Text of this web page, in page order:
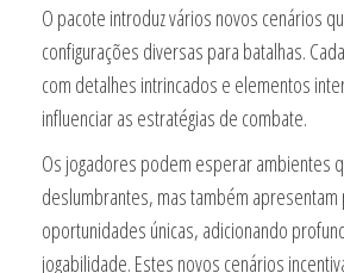
O pacote introduz vários novos cenários
configurações diversas para batalhas.
com detalhes intrincados e elementos
influenciar as estratégias de combate.
Os jogadores podem esperar ambientes
deslumbrantes, mas também apresentam
oportunidades únicas, adicionando
jogabilidade. Estes novos cenários